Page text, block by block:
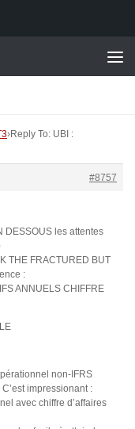
›Reply To: UBI :
#8757
DESSOUS les attentes
THE FRACTURED BUT
:
ANNUELS CHIFFRE
non-IFRS
impressionant :
avec chiffre d’affaires